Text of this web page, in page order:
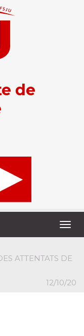
de
ATTENTATS DE
12/10/20